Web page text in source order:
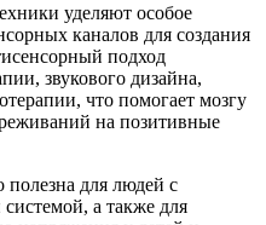
уделяют особое
каналов для создания
подход
звукового дизайна,
что помогает мозгу
на позитивные
полезна для людей с
а также для